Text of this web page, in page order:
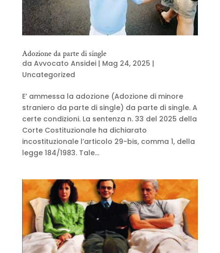
Adozione da parte di single
da Avvocato Ansidei| Mag 24, 2025 |
Uncategorized
E’ ammessa la adozione (Adozione di minore
straniero da parte di single) da parte di single. A
certe condizioni. La sentenza n. 33 del 2025 della
Corte Costituzionale ha dichiarato
incostituzionale l’articolo 29-bis, comma 1, della
legge 184/1983. Tale...